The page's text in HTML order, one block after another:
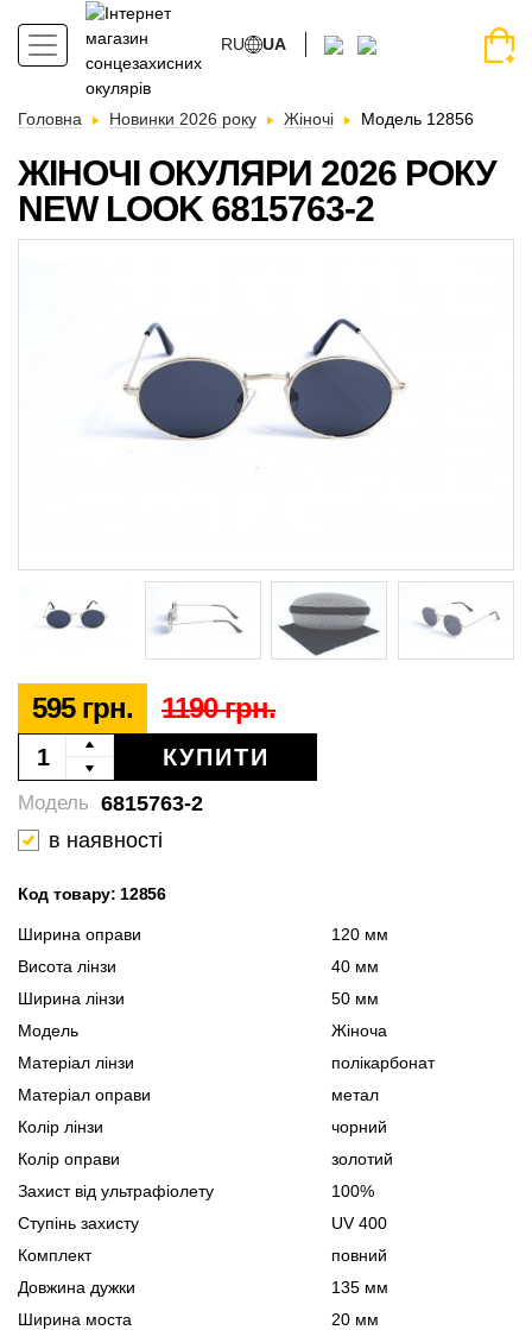
RU UA
Головна Новинки 2026 року Жіночі Модель 12856
ЖІНОЧІ ОКУЛЯРИ 2026 РОКУ
NEW LOOK 6815763-2
595 грн. 1190 грн.
КУПИТИ
6815763-2
Модель
в наявності
Код товару: 12856
Ширина оправи
120 мм
Висота лінзи
40 мм
Ширина лінзи
50 мм
Модель
Жіноча
Матеріал лінзи
полікарбонат
Матеріал оправи
метал
Колір лінзи
чорний
Колір оправи
золотий
Захист від ультрафіолету
100%
Ступінь захисту
UV 400
Комплект
повний
Довжина дужки
135 мм
Ширина моста
20 мм